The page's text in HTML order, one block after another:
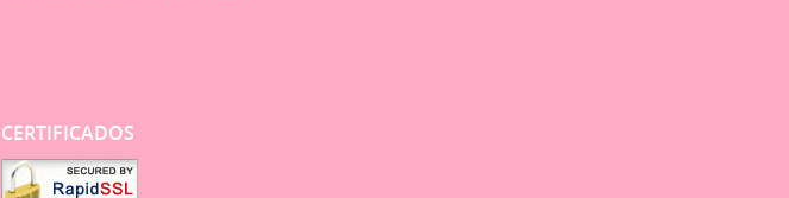
CERTIFICADOS